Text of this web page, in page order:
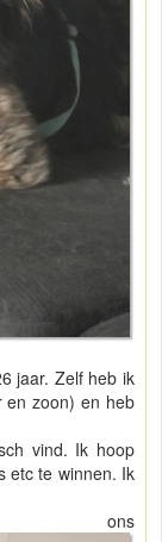
jaar. Zelf heb ik
en zoon) en heb
vind. Ik hoop
etc te winnen. Ik